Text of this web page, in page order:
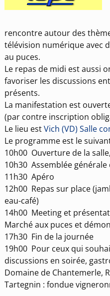
rencontre autour des
télévision numérique avec
au puces.
Le repas de midi est aussi
favoriser les discussions
présents.
La manifestation est
(par contre inscription
Le lieu estVich (VD) Salle
Le programme est le
10h00 Ouverture de la
10h30 Assemblée
11h30 Apéro
12h00 Repas sur place
eau-café)
14h00 Meeting et
Marché aux puces et
17h30 Fin de la journée
19h00 Pour ceux qui
discussions en soirée,
Domaine de Chantemerle,
Tartegnin : fondue